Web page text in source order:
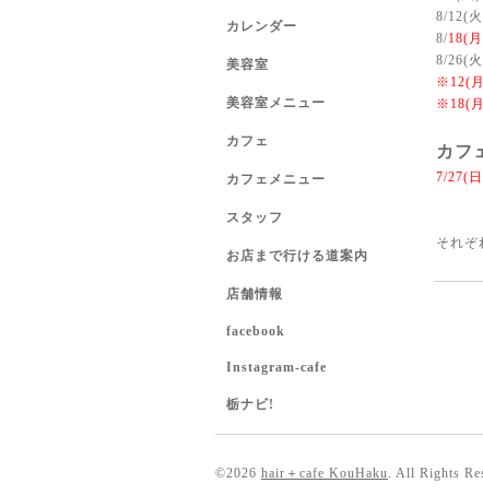
8/12(
8/18(
8/26(
※ 12(
※18(月
カフ
7/27(
それぞ
カレンダー
美容室
美容室メニュー
カフェ
カフェメニュー
スタッフ
お店まで行ける道案内
店舗情報
facebook
Instagram-cafe
栃ナビ!
©2026 hair＋cafe KouHaku. All Rights